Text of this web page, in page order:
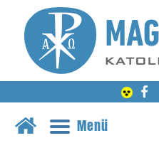
Menü